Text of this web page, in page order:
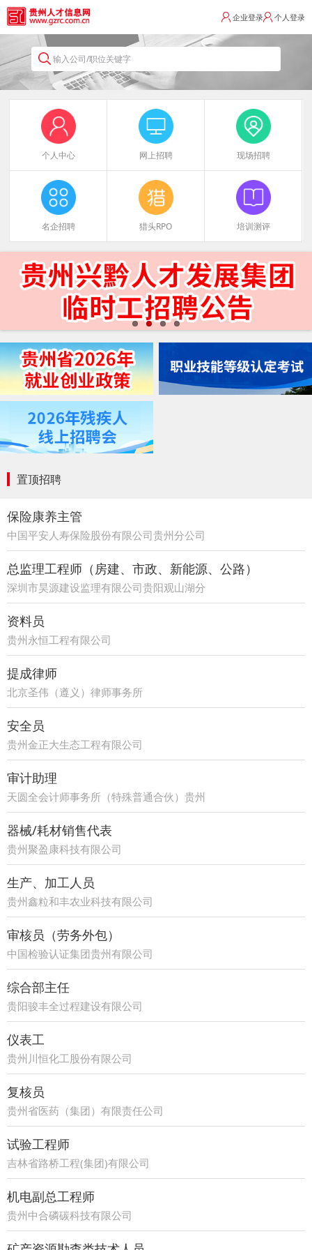
个人登录
企业登录
输入公司/职位关键字
个人中心 网上招聘 现场招聘
名企招聘 猎头RPO 培训测评
置顶招聘
保险康养主管
中国平安人寿保险股份有限公司贵州分公司
21部
总监理工程师（房建、市政、新能源、公路）
深圳市昊源建设监理有限公司贵阳观山湖分
公司
资料员
贵州永恒工程有限公司
提成律师
北京圣伟（遵义）律师事务所
安全员
贵州金正大生态工程有限公司
审计助理
天圆全会计师事务所（特殊普通合伙）贵州
分所
器械/耗材销售代表
贵州聚盈康科技有限公司
生产、加工人员
贵州鑫粒和丰农业科技有限公司
审核员（劳务外包）
中国检验认证集团贵州有限公司
综合部主任
贵阳骏丰全过程建设有限公司
仪表工
贵州川恒化工股份有限公司
复核员
贵州省医药（集团）有限责任公司
试验工程师
吉林省路桥工程(集团)有限公司
机电副总工程师
贵州中合磷碳科技有限公司